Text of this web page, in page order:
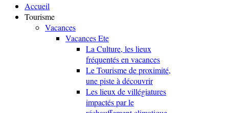
Accueil
Tourisme
Vacances
Vacances Ete
La Culture, les lieux
fréquentés en vacances
Le Tourisme de proximité,
une piste à découvrir
Les lieux de villégiatures
impactés par le